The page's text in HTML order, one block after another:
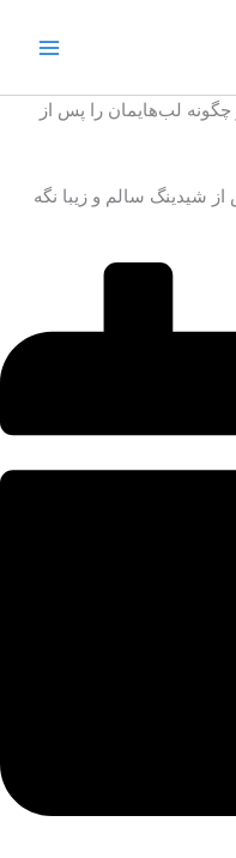
لب‌هایمان را پس از
شیدینگ سالم و زیبا نگه